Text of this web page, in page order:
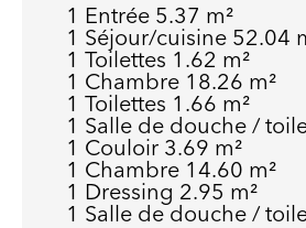
1 Entrée 5.37 m²
1 Séjour/cuisine 52.04
1 Toilettes 1.62 m²
1 Chambre 18.26 m²
1 Toilettes 1.66 m²
1 Salle de douche /
1 Couloir 3.69 m²
1 Chambre 14.60 m²
1 Dressing 2.95 m²
1 Salle de douche /